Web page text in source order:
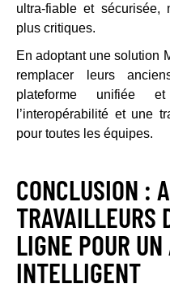
ultra-fiable et
plus critiques.
En adoptant une solution
remplacer leurs
plateforme unifiée et
l’interopérabilité et une
pour toutes les équipes.
CONCLUSION :
TRAVAILLEURS
LIGNE POUR
INTELLIGENT